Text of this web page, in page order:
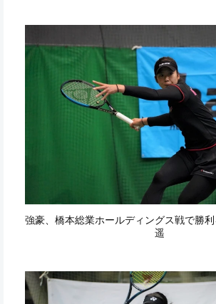
強豪、橋本総業ホールディングス戦で勝
遥